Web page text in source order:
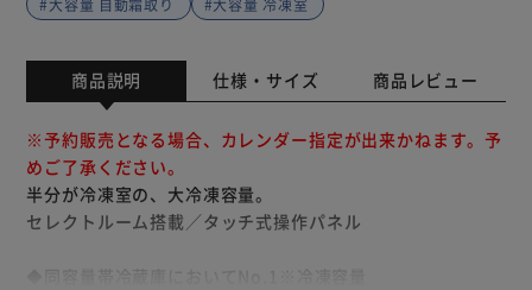
#大容量 自動霜取り
#大容量 冷凍室
商品説明 仕様・サイズ 商品レビュー
※予約販売となる場合、カレンダー指定が出来かねます。予
めご了承ください。
半分が冷凍室の、大冷凍容量。
セレクトルーム搭載／タッチ式操作パネル